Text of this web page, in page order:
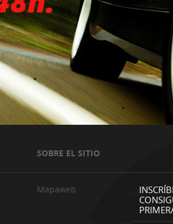
SOBRE EL SITIO
Mapaweb